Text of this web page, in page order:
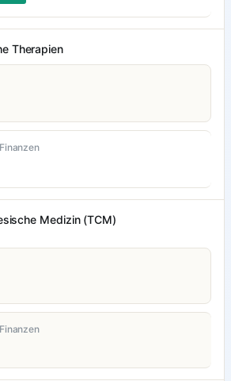
Therapien
Medizin (TCM)